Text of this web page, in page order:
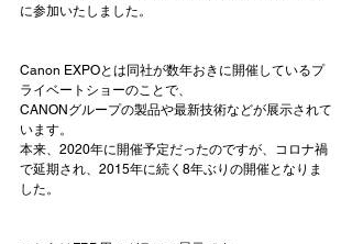
に参加いたしました。
Canon EXPOとは同社が数年おきに開催しているプ
ライベートショーのことで、
CANONグループの製品や最新技術などが展示されて
います。
本来、2020年に開催予定だったのですが、コロナ禍
で延期され、2015年に続く8年ぶりの開催となりま
した。